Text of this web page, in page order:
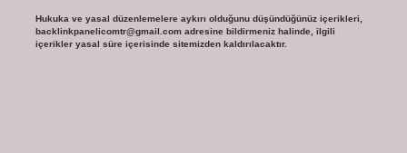
Hukuka ve yasal düzenlemelere aykırı olduğunu düşündüğünüz içerikleri,
backlinkpanelicomtr@gmail.comadresine bildirmeniz halinde, ilgili
içerikler yasal süre içerisinde sitemizden kaldırılacaktır.